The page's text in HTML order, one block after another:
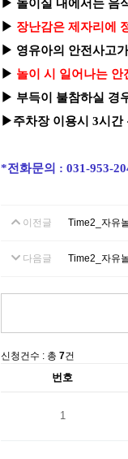
▶ 놀이실 내에서는 음
▶ 장난감은 제자리에
▶ 영유아의 안전사고
▶ 놀이 시 일어나는
▶ 부득이 불참하실 경
▶주차장 이용시 3시간
*전화문의 : 031-953-
이전글 Time2_자유
다음글 Time2_자유
신청건수 : 총 7건
번호
1